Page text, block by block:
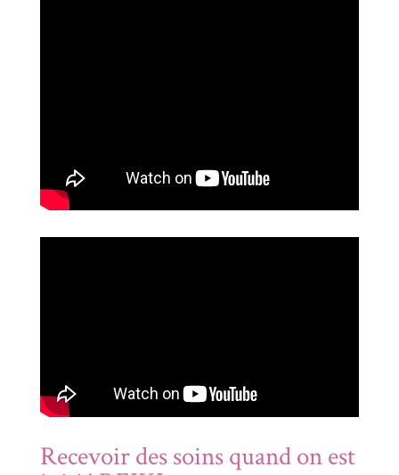
Recevoir des soins quand on est